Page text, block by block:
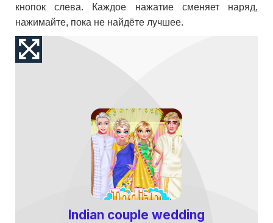
кнопок слева. Каждое нажатие сменяет наряд,
нажимайте, пока не найдёте лучшее.